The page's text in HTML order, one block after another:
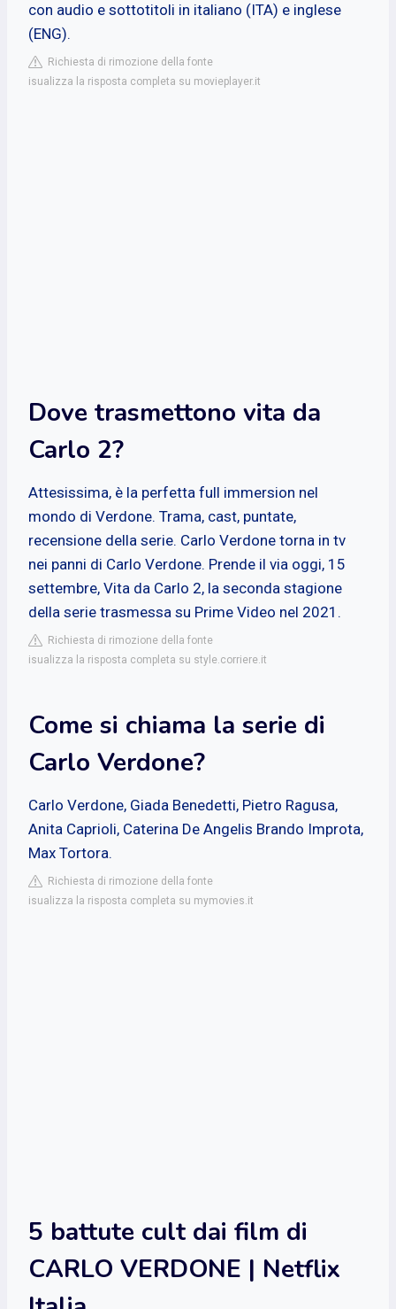
con audio e sottotitoli in italiano (ITA) e inglese
(ENG).
Richiesta di rimozione della fonte
isualizza la risposta completa su movieplayer.it
Dove trasmettono vita da
Carlo 2?
Attesissima, è la perfetta full immersion nel
mondo di Verdone. Trama, cast, puntate,
recensione della serie. Carlo Verdone torna in tv
nei panni di Carlo Verdone. Prende il via oggi, 15
settembre, Vita da Carlo 2, la seconda stagione
della serie trasmessa su Prime Video nel 2021.
Richiesta di rimozione della fonte
isualizza la risposta completa su style.corriere.it
Come si chiama la serie di
Carlo Verdone?
Carlo Verdone, Giada Benedetti, Pietro Ragusa,
Anita Caprioli, Caterina De Angelis Brando Improta,
Max Tortora.
Richiesta di rimozione della fonte
isualizza la risposta completa su mymovies.it
5 battute cult dai film di
CARLO VERDONE | Netflix